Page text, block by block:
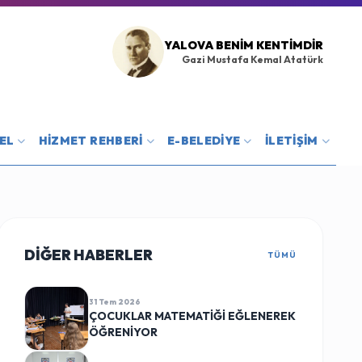
YALOVA BENIM KENTIMDIR
Gazi Mustafa Kemal Atatürk
HİZMET REHBERİ E-BELEDİYE İLETİŞİM
DİĞER HABERLER TÜMÜ
31 Tem 2026
ÇOCUKLAR MATEMATİĞİ EĞLENEREK
ÖĞRENİYOR